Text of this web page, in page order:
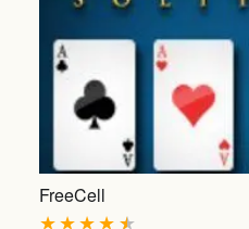
FreeCell
★
★
★
★
★